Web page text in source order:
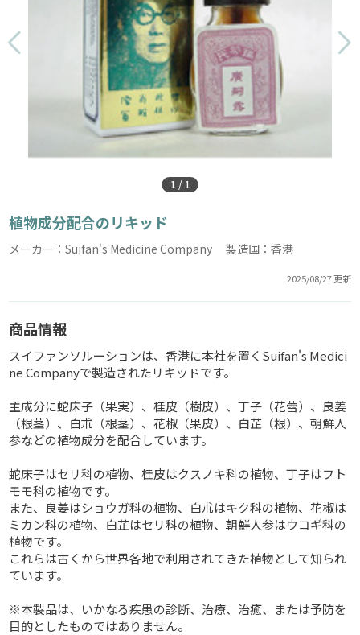
1 / 1
植物成分配合のリキッド
メーカー：Suifan's Medicine Company 製造国：香港
2025/08/27 更新
商品情報
スイファンソルーションは、香港に本社を置くSuifan's Medici
ne Companyで製造されたリキッドです。
主成分に蛇床子（果実）、桂皮（樹皮）、丁子（花蕾）、良姜
（根茎）、白朮（根茎）、花椒（果皮）、白芷（根）、朝鮮人
参などの植物成分を配合しています。
蛇床子はセリ科の植物、桂皮はクスノキ科の植物、丁子はフト
モモ科の植物です。
また、良姜はショウガ科の植物、白朮はキク科の植物、花椒は
ミカン科の植物、白芷はセリ科の植物、朝鮮人参はウコギ科の
植物です。
これらは古くから世界各地で利用されてきた植物として知られ
ています。
※本製品は、いかなる疾患の診断、治療、治癒、または予防を
目的としたものではありません。